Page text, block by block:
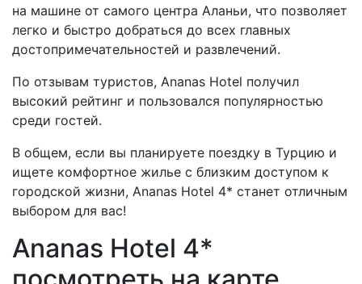
на машине от самого центра Аланьи, что позволяет
легко и быстро добраться до всех главных
достопримечательностей и развлечений.
По отзывам туристов, Ananas Hotel получил
высокий рейтинг и пользовался популярностью
среди гостей.
В общем, если вы планируете поездку в Турцию и
ищете комфортное жилье с близким доступом к
городской жизни, Ananas Hotel 4* станет отличным
выбором для вас!
Ananas Hotel 4*